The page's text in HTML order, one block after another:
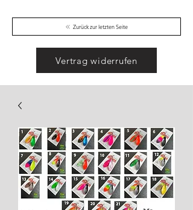
Zurück zur letzten Seite
Vertrag widerrufen